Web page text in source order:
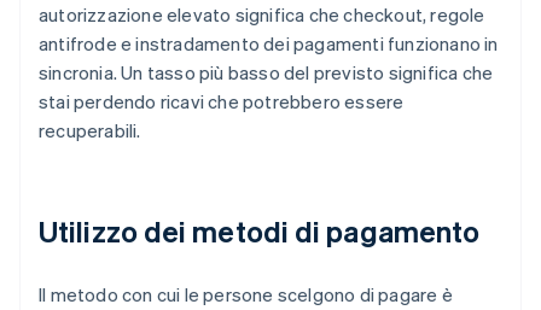
autorizzazione elevato significa che checkout, regole
antifrode e instradamento dei pagamenti funzionano in
sincronia. Un tasso più basso del previsto significa che
stai perdendo ricavi che potrebbero essere
recuperabili.
Utilizzo dei metodi di pagamento
Il metodo con cui le persone scelgono di pagare è